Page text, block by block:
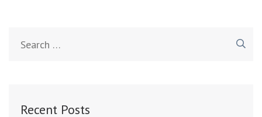
Recent Posts